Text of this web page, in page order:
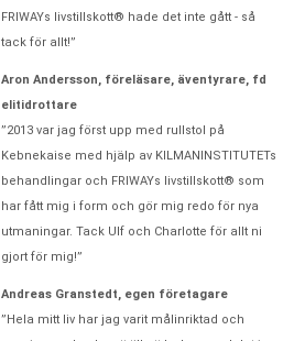
FRIWAYs livstillskott® hade det inte gått - så
tack för allt!”
Aron Andersson, föreläsare, äventyrare, fd
elitidrottare
”2013 var jag först upp med rullstol på
Kebnekaise med hjälp av KILMANINSTITUTETs
behandlingar och FRIWAYs livstillskott® som
har fått mig i form och gör mig redo för nya
utmaningar. Tack Ulf och Charlotte för allt ni
gjort för mig!”
Andreas Granstedt, egen företagare
”Hela mitt liv har jag varit målinriktad och